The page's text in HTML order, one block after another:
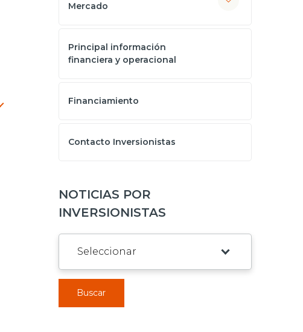
Mercado
Principal información
financiera y operacional
Financiamiento
Contacto Inversionistas
NOTICIAS POR
INVERSIONISTAS
Buscar